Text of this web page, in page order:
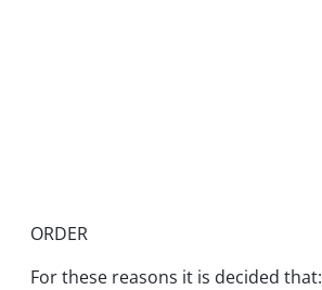
ORDER
For these reasons it is decided that: